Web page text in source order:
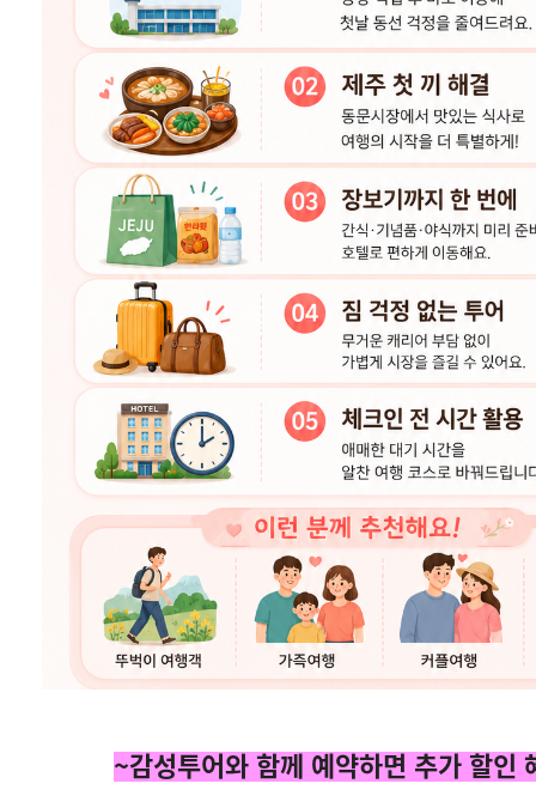
~감성투어와 함께 예약하면 추가 할인